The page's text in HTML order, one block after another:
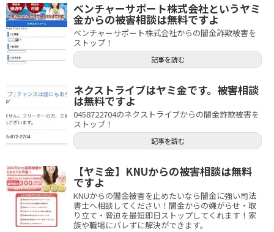
ベンチャーサポート株式会社というヤミ
金からの被害相談は無料ですよ
ベンチャーサポート株式会社からの闇金詐欺被害を
ストップ！
記事を読む
ネクストライブはヤミ金です。被害相談
は無料ですよ
0458722704のネクストライブからの闇金詐欺被害を
ストップ！
記事を読む
【ヤミ金】KNUからの被害相談は無料
ですよ
KNUからの闇金被害を止めたいなら闇金に強い司法
書士へ相談してください！闇金からの嫌がらせ・取
り立て・脅迫を最短即日ストップしてくれます！家
族や職場にバレずに解決ができます。